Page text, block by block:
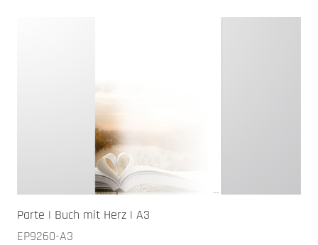
Parte | Buch mit Herz | A3
EP9260-A3